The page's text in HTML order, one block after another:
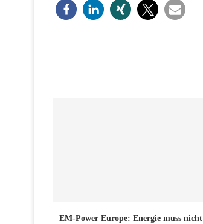
EM-Power Europe: Energie muss nicht